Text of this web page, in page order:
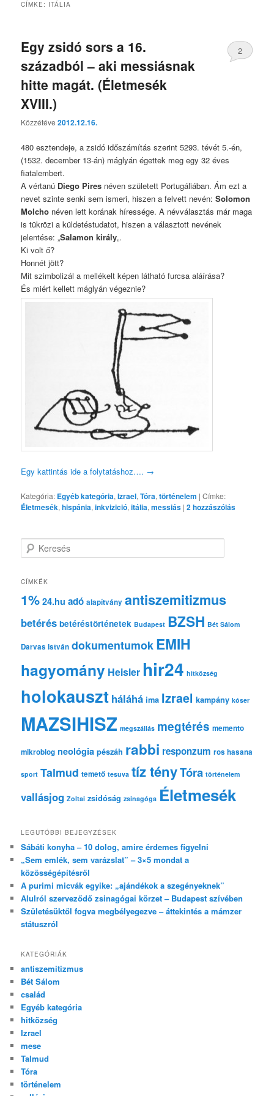
CÍMKE: ITÁLIA
Egy zsidó sors a 16.
századból – aki messiásnak
hitte magát. (Életmesék
XVIII.)
Közzétéve2012.12.16.
2
480 esztendeje, a zsidó időszámítás szerint 5293. tévét 5.-én,
(1532. december 13-án) máglyán égettek meg egy 32 éves
fiatalembert.
A vértanú Diego Pires néven született Portugáliában. Ám ezt a
nevet szinte senki sem ismeri, hiszen a felvett nevén:Solomon
Molcho néven lett korának híressége. A névválasztás már maga
is tükrözi a küldetéstudatot, hiszen a választott nevének
jelentése: „Salamon király„.
Ki volt ő?
Honnét jött?
Mit szimbolizál a mellékelt képen látható furcsa aláírása?
És miért kellett máglyán végeznie?
Egy kattintás ide a folytatáshoz…. →
Kategória: Egyéb kategória,Izrael,Tóra,történelem |Címke:
Életmesék,hispánia,inkvizició,itália,messiás |2hozzászólás
e
e
é
CÍMKÉK
1% 24.hu adó alapítvány antiszemitizmus
betérés betéréstörténetek Budapest BZSH Bét Sálom
Darvas István dokumentumok EMIH
hagyomány Heisler hir24 hitközség
holokauszt háláhá ima Izrael kampány kóser
MAZSIHISZ megszállás megtérés memento
mikroblog neológia pészáh rabbi responzum ros hasana
sport Talmud temető tesuva tíz tényTóra történelem
vallásjog Zoltai zsidóság zsinagóga Életmesék
LEGUTÓBBI BEJEGYZÉSEK
Sábáti konyha – 10 dolog, amire érdemes figyelni
„Sem emlék, sem varázslat” – 3×5 mondat a
közösségépítésről
A purimi micvák egyike: „ajándékok a szegényeknek”
Alulról szerveződő zsinagógai körzet – Budapest szívében
Születésüktől fogva megbélyegezve – áttekintés a mámzer
státuszról
KATEGÓRIÁK
antiszemitizmus
Bét Sálom
család
Egyéb kategória
hitközség
Izrael
mese
Talmud
Tóra
történelem